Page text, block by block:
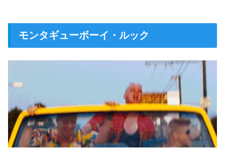
モンタギューボーイ・ルック